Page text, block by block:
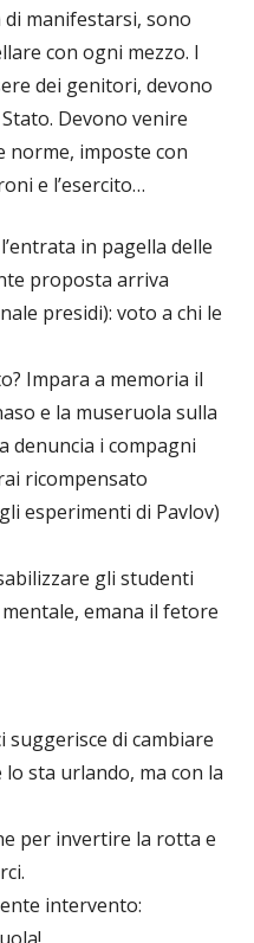
manifestarsi, sono
con ogni mezzo. I
dei genitori, devono
Devono venire
norme, imposte con
e l’esercito…
in pagella delle
proposta arriva
presidi): voto a chi le
Impara a memoria il
e la museruola sulla
denuncia i compagni
ricompensato
esperimenti di Pavlov)
gli studenti
emana il fetore
suggerisce di cambiare
lo sta urlando, ma con la
per invertire la rotta e
intervento: